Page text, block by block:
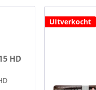
HD
UItverkocht